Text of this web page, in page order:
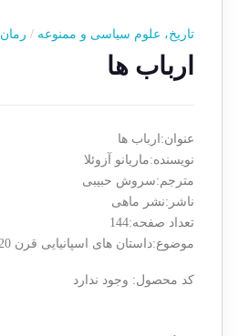
تاریخ، علوم سیاسی و ممنوعه / رمان
ارباب ها
عنوان:ارباب ها
نویسنده:ماریانو آزوئلا
مترجم:سروش حبیبی
ناشر:نشر ماهی
تعداد صفحه:144
موضوع:داستان های اسپانیایی قرن 20
کد محصول: وجود ندارد